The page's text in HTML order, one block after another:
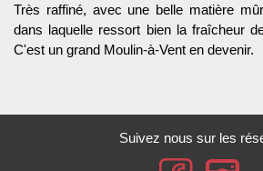
Très raffiné, avec une belle matière
dans laquelle ressort bien la fraîcheur
C'est un grand Moulin-à-Vent en devenir.
Suivez nous sur les